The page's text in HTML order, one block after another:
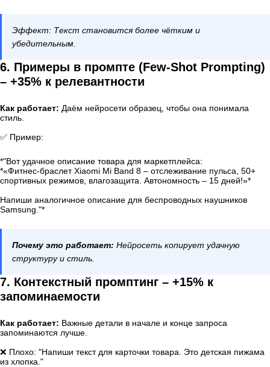
Эффект: Текст становится более чётким и
убедительным.
6. Примеры в промпте (Few-Shot Prompting)
– +35% к релевантности
Как работает: Даём нейросети образец, чтобы она понимала
стиль.
✅ Пример:
*"Вот удачное описание товара для маркетплейса:
*«Фитнес-браслет Xiaomi Mi Band 8 – отслеживание пульса, 50+
спортивных режимов, влагозащита. Автономность – 15 дней!»*
Напиши аналогичное описание для беспроводных наушников
Samsung."*
Почему это работает: Нейросеть копирует удачную
структуру и стиль.
7. Контекстный промптинг – +15% к
запоминаемости
Как работает: Важные детали в начале и конце запроса
запоминаются лучше.
❌ Плохо: "Напиши текст для карточки товара. Это детская пижама
из хлопка."